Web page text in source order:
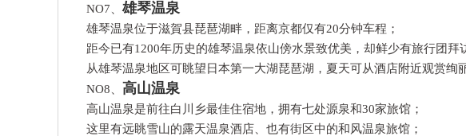
NO7、 雄琴温泉
雄琴温泉位于滋賀县琵琶湖畔，距离京都仅有20分钟车程；
距今已有1200年历史的雄琴温泉依山傍水景致优美，却鲜少有旅行团拜
从雄琴温泉地区可眺望日本第一大湖琵琶湖，夏天可从酒店附近观赏绚
NO8、 高山温泉
高山温泉是前往白川乡最佳住宿地，拥有七处源泉和30家旅馆；
这里有远眺雪山的露天温泉酒店、也有街区中的和风温泉旅馆；